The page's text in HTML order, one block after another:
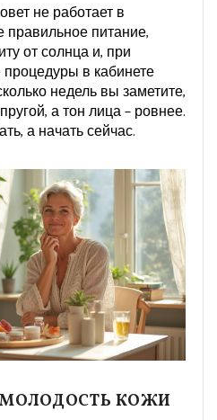
не работает в
правильное питание,
от солнца и, при
в кабинете
недель вы заметите,
а тон лица – ровнее.
а начать сейчас.
КОЖИ